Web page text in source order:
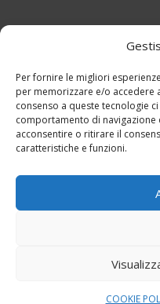
Per fornire le migliori
per memorizzare e/o accedere
consenso a queste tecnologie
comportamento di navigazione
acconsentire o ritirare il
caratteristiche e funzioni.
COOKIE
COLLEGAMENTI
Calvetto – P.IVA: 12798460155
Studio Legale Avv Calvetto –
dati e la privacy e cookie